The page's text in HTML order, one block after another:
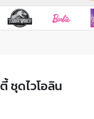
ชุดไวโอลิน